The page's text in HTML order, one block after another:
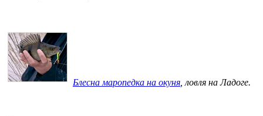
Блесна маропедка на окуня , ловля на Ладоге.